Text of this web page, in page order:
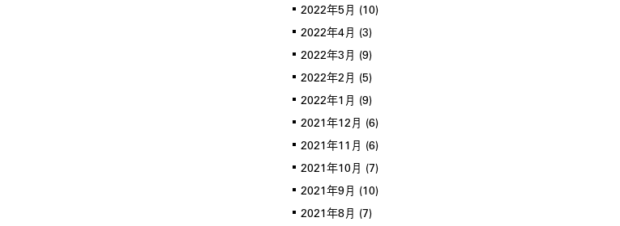
2022年5月 (10)
2022年4月 (3)
2022年3月 (9)
2022年2月 (5)
2022年1月 (9)
2021年12月 (6)
2021年11月 (6)
2021年10月 (7)
2021年9月 (10)
2021年8月 (7)